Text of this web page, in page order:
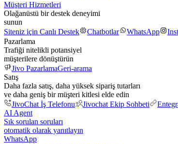
Müşteri Hizmetleri
Olağanüstü bir destek deneyimi
sunun
Siteniz için Canlı Destek
Chatbotlar WhatsApp
Pazarlama
Trafiği nitelikli potansiyel
müşterilere dönüştürün
Jivo PazarlamaGeri-arama
Satış
Daha fazla satış, daha yüksek sipariş tutarları
ve daha geniş bir müşteri kitlesi elde edin
JivoChat İş Telefonu
Jivochat Ekip Sohbeti
AI Agent
Sık sorulan soruları
otomatik olarak yanıtlayın
WhatsApp